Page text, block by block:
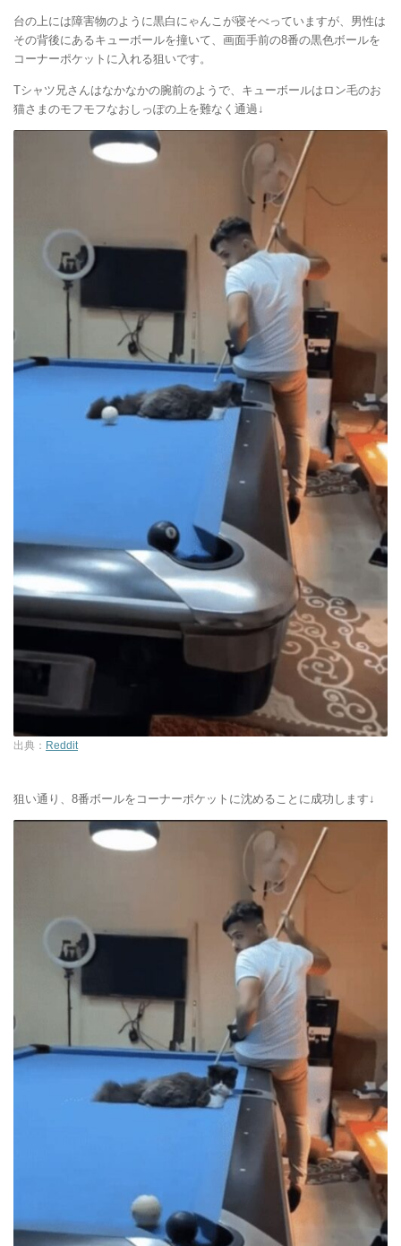
台の上には障害物のように黒白にゃんこが寝そべっていますが、男性は
その背後にあるキューボールを撞いて、画面手前の8番の黒色ボールを
コーナーポケットに入れる狙いです。
Tシャツ兄さんはなかなかの腕前のようで、キューボールはロン毛のお
猫さまのモフモフなおしっぽの上を難なく通過↓
出典： Reddit
狙い通り、8番ボールをコーナーポケットに沈めることに成功します↓